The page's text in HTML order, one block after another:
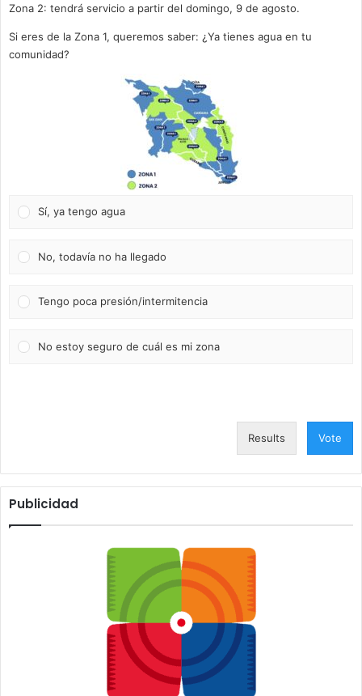
Zona 2: tendrá servicio a partir del domingo, 9 de agosto.
Si eres de la Zona 1, queremos saber: ¿Ya tienes agua en tu
comunidad?
Sí, ya tengo agua
No, todavía no ha llegado
Tengo poca presión/intermitencia
No estoy seguro de cuál es mi zona
Results Vote
Publicidad